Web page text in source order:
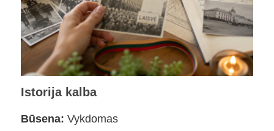
Istorija kalba
Būsena: Vykdomas